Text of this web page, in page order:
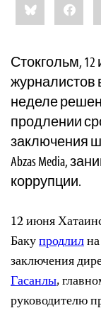
this:
Стокгольм,
журналистов
неделе
продлении
заключения
Abzas Media,
коррупции.
12 июня
Бакупродлилна
заключения
Гасанлы,
руководителю